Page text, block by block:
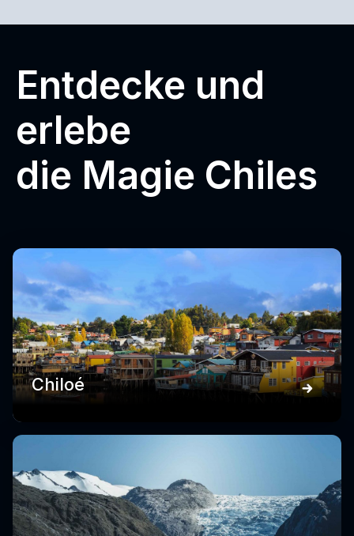
Entdecke und
erlebe
die Magie Chiles
Chiloé